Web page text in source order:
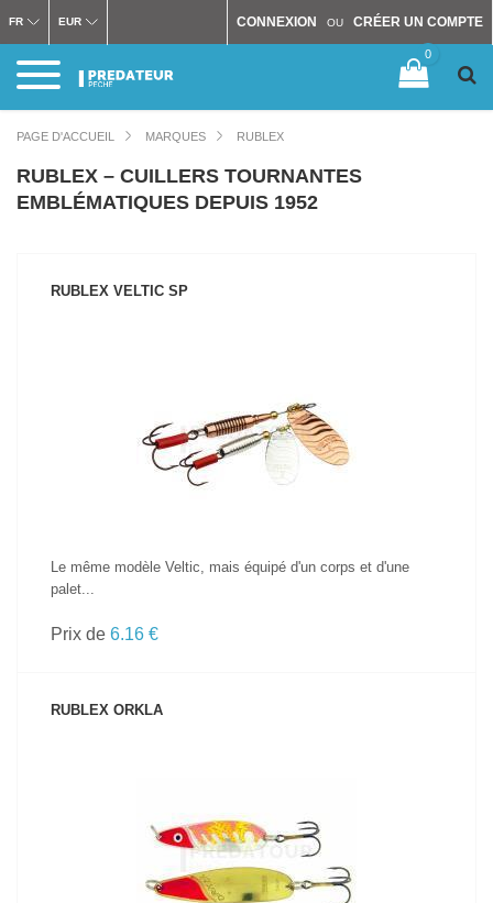
CONNEXION OU CRÉER UN COMPTE
FR EUR
0
PAGE D'ACCUEIL MARQUES RUBLEX
RUBLEX – CUILLERS TOURNANTES
EMBLÉMATIQUES DEPUIS 1952
RUBLEX VELTIC SP
VOIR LE PRODUIT
Le même modèle Veltic, mais équipé d'un corps et d'une
palet...
Prix de 6.16 €
RUBLEX ORKLA
VOIR LE PRODUIT